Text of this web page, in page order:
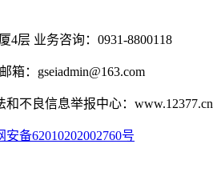
4层 业务咨询：0931-8800118
箱：gseiadmin@163.com
不良信息举报中心：www.12377.cn
安备62010202002760号